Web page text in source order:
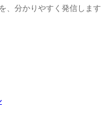
、分かりやすく発信します